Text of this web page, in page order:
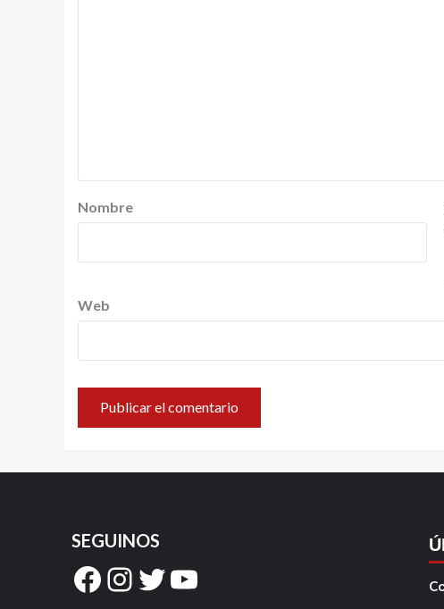
Nombre
Web
SEGUINOS
Facebook
Instagram
Twitter
YouTube